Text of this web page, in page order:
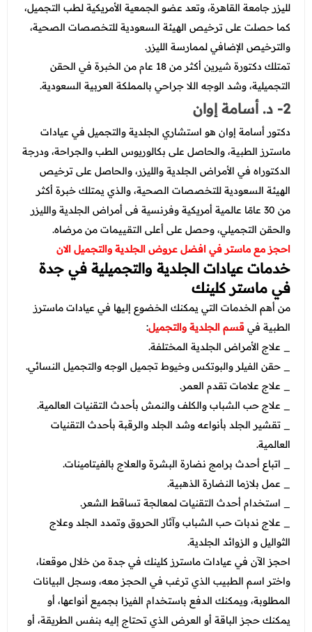
لليزر جامعة القاهرة، وتعد عضو الجمعية الأمريكية لطب التجميل،
كما حصلت على ترخيص الهيئة السعودية للتخصصات الصحية،
والترخيص الإضافي لممارسة الليزر.
تمتلك دكتورة شيرين أكثر من 18 عام من الخبرة في الحقن
التجميلية، وشد الوجه اللا جراحي بالمملكة العربية السعودية.
2- د. أسامة إوان
دكتور أسامة إوان هو استشاري الجلدية والتجميل في عيادات
ماسترز الطبية، والحاصل على بكالوريوس الطب والجراحة، ودرجة
الدكتوراه في الأمراض الجلدية والليزر، والحاصل على ترخيص
الهيئة السعودية للتخصصات الصحية، والذي يمتلك خبرة أكثر
من 30 عامًا عالمية أمريكية وفرنسية فى أمراض الجلدية والليزر
والحقن التجميلي، وحصل على أعلى التقييمات من مرضاه.
احجز مع ماستر في افضل عروض الجلدية والتجميل الان
خدمات عيادات الجلدية والتجميلية في جدة
في ماستر كلينك
من أهم الخدمات التي يمكنك الخضوع إليها في عيادات ماسترز
الطبية فيقسم الجلدية والتجميل :
_ علاج الأمراض الجلدية المختلفة.
_ حقن الفيلر والبوتكس وخيوط تجميل الوجه والتجميل النسائي.
_ علاج علامات تقدم العمر.
_ علاج حب الشباب والكلف والنمش بأحدث التقنيات العالمية.
_ تقشير الجلد بأنواعه وشد الجلد والرقبة بأحدث التقنيات
العالمية.
_ اتباع أحدث برامج نضارة البشرة والعلاج بالفيتامينات.
_ عمل بلازما النضارة الذهبية.
_ استخدام أحدث التقنيات لمعالجة تساقط الشعر.
_ علاج ندبات حب الشباب وآثار الحروق وتمدد الجلد وعلاج
الثواليل و الزوائد الجلدية.
احجز الآن في عيادات ماسترز كلينك في جدة من خلال موقعنا،
واختر اسم الطبيب الذي ترغب في الحجز معه، وسجل البيانات
المطلوبة، ويمكنك الدفع باستخدام الفيزا بجميع أنواعها، أو
يمكنك حجز الباقة أو العرض الذي تحتاج إليه بنفس الطريقة، أو